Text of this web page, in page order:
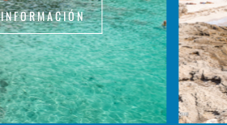
INFORMACIÓN